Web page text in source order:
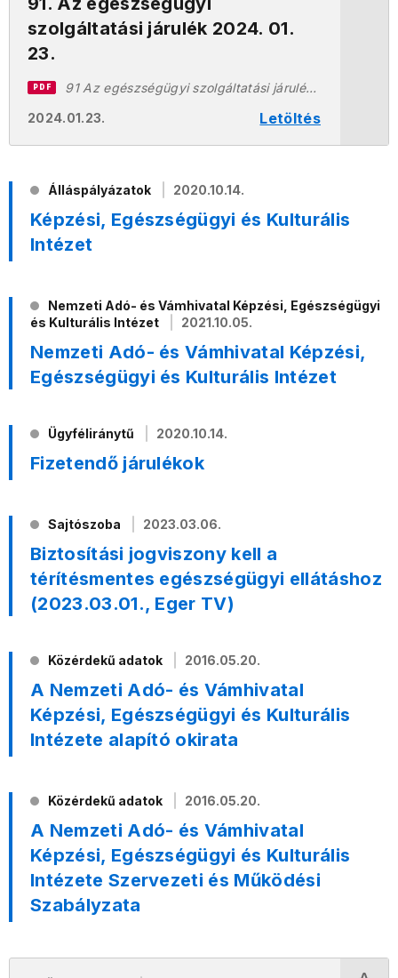
szolgáltatási járulék 2024. 01.
23.
2024.01.23. Letöltés
PDF 91 Az egészségügyi szolgáltatási járulék 2024.01.23.pdf
Álláspályázatok 2020.10.14.
Képzési, Egészségügyi és Kulturális
Intézet
Nemzeti Adó- és Vámhivatal Képzési, Egészségügyi
és Kulturális Intézet
2021.10.05.
Nemzeti Adó- és Vámhivatal Képzési,
Egészségügyi és Kulturális Intézet
Ügyféliránytű 2020.10.14.
Fizetendő járulékok
Sajtószoba 2023.03.06.
Biztosítási jogviszony kell a
térítésmentes egészségügyi ellátáshoz
(2023.03.01., Eger TV)
Közérdekű adatok 2016.05.20.
A Nemzeti Adó- és Vámhivatal
Képzési, Egészségügyi és Kulturális
Intézete alapító okirata
Közérdekű adatok 2016.05.20.
A Nemzeti Adó- és Vámhivatal
Képzési, Egészségügyi és Kulturális
Intézete Szervezeti és Működési
Szabályzata